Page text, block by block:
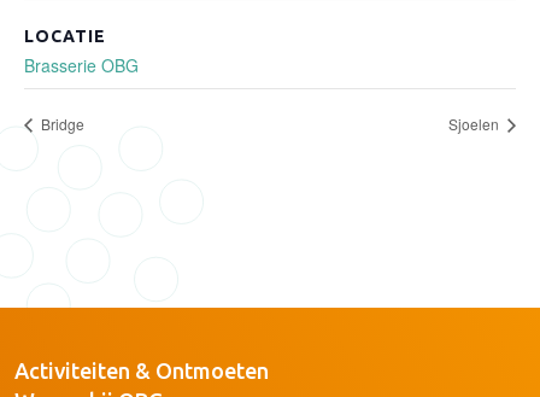
LOCATIE
Brasserie OBG
Bridge Sjoelen
Activiteiten & Ontmoeten